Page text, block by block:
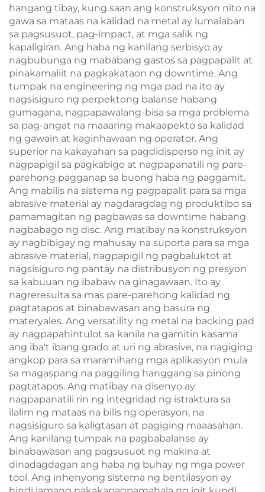
hangang tibay, kung saan ang konstruksyon nito na
gawa sa mataas na kalidad na metal ay lumalaban
sa pagsusuot, pag-impact, at mga salik ng
kapaligiran. Ang haba ng kanilang serbisyo ay
nagbubunga ng mababang gastos sa pagpapalit at
pinakamaliit na pagkakataon ng downtime. Ang
tumpak na engineering ng mga pad na ito ay
nagsisiguro ng perpektong balanse habang
gumagana, nagpapawalang-bisa sa mga problema
sa pag-angat na maaaring makaapekto sa kalidad
ng gawain at kaginhawaan ng operator. Ang
superior na kakayahan sa pagdidisperso ng init ay
nagpapigil sa pagkabigo at nagpapanatili ng pare-
parehong pagganap sa buong haba ng paggamit.
Ang mabilis na sistema ng pagpapalit para sa mga
abrasive material ay nagdaragdag ng produktibo sa
pamamagitan ng pagbawas sa downtime habang
nagbabago ng disc. Ang matibay na konstruksyon
ay nagbibigay ng mahusay na suporta para sa mga
abrasive material, nagpapigil ng pagbaluktot at
nagsisiguro ng pantay na distribusyon ng presyon
sa kabuuan ng ibabaw na ginagawaan. Ito ay
nagreresulta sa mas pare-parehong kalidad ng
pagtatapos at binabawasan ang basura ng
materyales. Ang versatility ng metal na backing pad
ay nagpapahintulot sa kanila na gamitin kasama
ang iba't ibang grado at uri ng abrasive, na nagiging
angkop para sa maramihang mga aplikasyon mula
sa magaspang na paggiling hanggang sa pinong
pagtatapos. Ang matibay na disenyo ay
nagpapanatili rin ng integridad ng istraktura sa
ilalim ng mataas na bilis ng operasyon, na
nagsisiguro sa kaligtasan at pagiging maaasahan.
Ang kanilang tumpak na pagbabalanse ay
binabawasan ang pagsusuot ng makina at
dinadagdagan ang haba ng buhay ng mga power
tool. Ang inhenyong sistema ng bentilasyon ay